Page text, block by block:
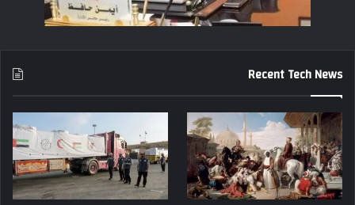
Recent Tech News